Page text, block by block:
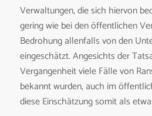
Verwaltungen, die sich hiervon
gering wie bei den öffentlichen
Bedrohung allenfalls von den
eingeschätzt. Angesichts der
Vergangenheit viele Fälle von
bekannt wurden, auch im
diese Einschätzung somit als